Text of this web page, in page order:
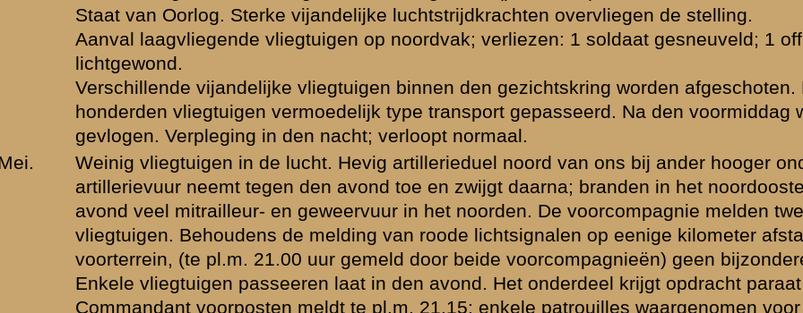
meldt te pl.m. 21.15: enkele patrouilles waargenomen voor de voorposten.
tegen overvallen door parachutisten. (In den loop van den dag - namiddag - is
waargenomen.).
int. goed afgevoerd.
Op aanwijzing van den Regimentscommandant kan pl.m. de helft van de
rusten in de afwachtingsdekkingen. Enkele vijandelijke vliegtuigen
Twee worden afgeschoten. In den namiddag vier Nederlansche en een Fransch
de stellingen. De Commandant voorposten meldt het buitmaken van een stuk 3,7 met
Het stuk wordt in gebruik genomen. Tevens worden door hem 12 rijwielen
G. en P. vernietigd.
meldt Commandant 3e Bataljon 46e Regiment Infanterie de aanwezigheid van
het vak van 1e Bataljon 44e Regiment Infanterie, in de stelling.
aan Regimentscommandanten en onder compagnieën. Patrouilles
systematisch doorzocht. Geen resultaat. Dubbelposten om en bezetting door
van de commandopost Bataljonscommandant. Analoge maatregelen gelast aan
onderdeelen.
Munitie aanvulling.
dat alle onderdeelen de opstellingen moeten innemen. Te 3.15